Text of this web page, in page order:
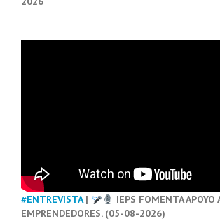
#ENTREVISTA|
IEPS FOMENTA APOYO
EMPRENDEDORES. (05-08-2026)